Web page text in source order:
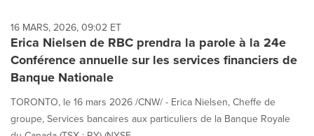
16 MARS, 2026, 09:02 ET
Erica Nielsen de RBC prendra la parole à la 24e
Conférence annuelle sur les services financiers de
Banque Nationale
TORONTO, le 16 mars 2026 /CNW/ - Erica Nielsen, Cheffe de
groupe, Services bancaires aux particuliers de la Banque Royale